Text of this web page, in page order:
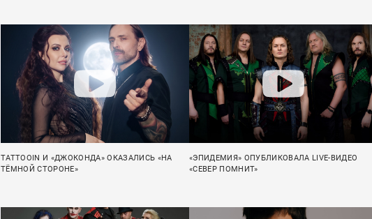
TATTOOIN И «ДЖОКОНДА» ОКАЗАЛИСЬ «НА
ТЁМНОЙ СТОРОНЕ»
«ЭПИДЕМИЯ» ОПУБЛИКОВАЛА LIVE-ВИДЕО
«СЕВЕР ПОМНИТ»